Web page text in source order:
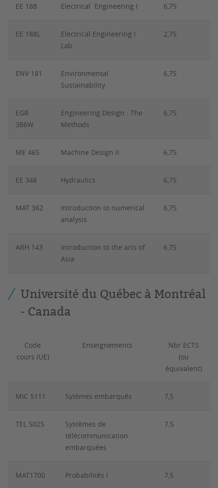
EE 188 Electrical Engineering I 6,75
EE 188L
Electrical Engineering I
Lab
2,75
ENV 181
Environmental
Sustainability
6,75
EGR
386W
Engineering Design : The
Methods
6,75
ME 465 Machine Design II 6,75
EE 348 Hydraulics 6,75
MAT 362
Introduction to numerical
analysis
6,75
ARH 143
Introduction to the arts of
Asia
6,75
Université du Québec à Montréal
- Canada
Code
cours (UE)
Enseignements
Nbr ECTS
(ou
équivalent)
MIC 5111 Sytèmes embarqués 7,5
TEL 5025
Systèmes de
télécommunication
embarquées
7,5
MAT1700 Probabilités I 7,5